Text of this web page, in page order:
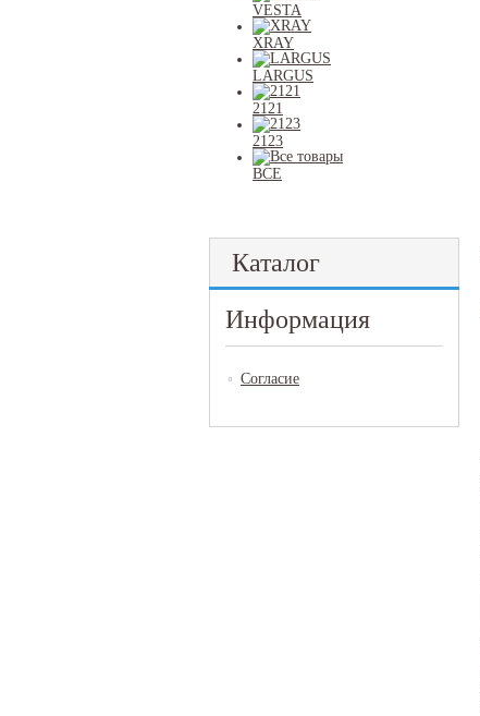
VESTA
XRAY
LARGUS
2121
2123
ВСЕ
Каталог
Информация
Согласие